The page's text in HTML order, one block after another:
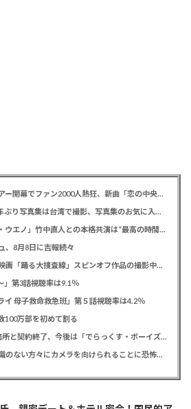
MATSURI 2度目の全国ツアー開幕でファン2000人熱狂、新曲「恋の中央線」も初披露「この曲で売れたいよ！」
FANTASTICS 佐藤大樹 6年ぶり写真集は台湾で撮影、写真集のお気に入りカットは「両親に見られるの恥ずかしい」
門脇麦 「ゴースト・オブ・ウエノ」竹中直人との本格共演は“最高の時間”「台本よりたくさんしゃべってた」
、8月8日に吉報続々
佐藤二朗 主演予定だった映画「踊る大捜査線」スピンオフ作品の撮影中止が正式に決定か
第3話視聴率は9.1％
母子救命救急班」第５話視聴率は4.2％
100万部を初めて割る
BOYS AND MEN 所属事務所と契約終了、今後は「でらっくす・ボーイズ」として活動
テレ東・田中瞳アナ 「面識のない方々にカメラを向けられることに恐怖を」 ロケ撮影時に勝手に撮影してくる人に注意喚起